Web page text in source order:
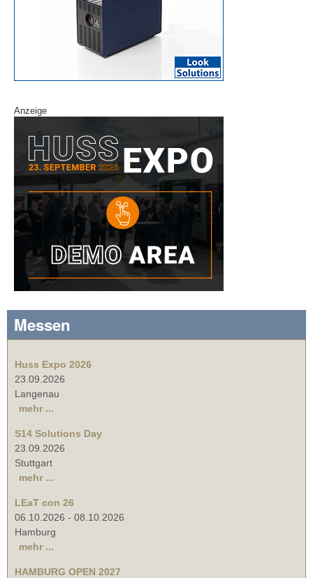
Anzeige
Messen
Huss Expo 2026
23.09.2026
Langenau
mehr ...
S14 Solutions Day
23.09.2026
Stuttgart
mehr ...
LEaT con 26
06.10.2026 - 08.10.2026
Hamburg
mehr ...
HAMBURG OPEN 2027